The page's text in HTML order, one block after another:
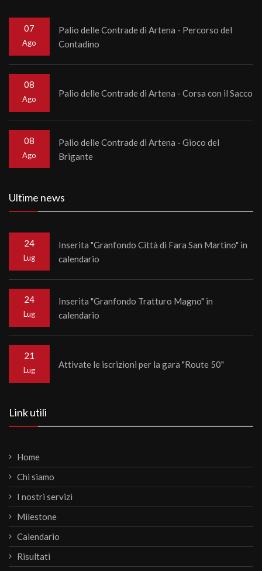
07
Ago
Palio delle Contrade di Artena - Percorso del
Contadino
08
Ago
Palio delle Contrade di Artena - Corsa con il Sacco
08
Ago
Palio delle Contrade di Artena - Gioco del
Brigante
Ultime news
24
Lug
Inserita "Granfondo Città di Fara San Martino" in
calendario
24
Lug
Inserita "Granfondo Tratturo Magno" in
calendario
21
Lug
Attivate le iscrizioni per la gara "Route 50"
Link utili
Home
Chi siamo
I nostri servizi
Milestone
Calendario
Risultati